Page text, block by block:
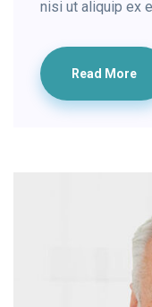
nisi ut aliquip ex
Read More